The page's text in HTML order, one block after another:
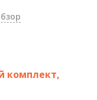
комплект,